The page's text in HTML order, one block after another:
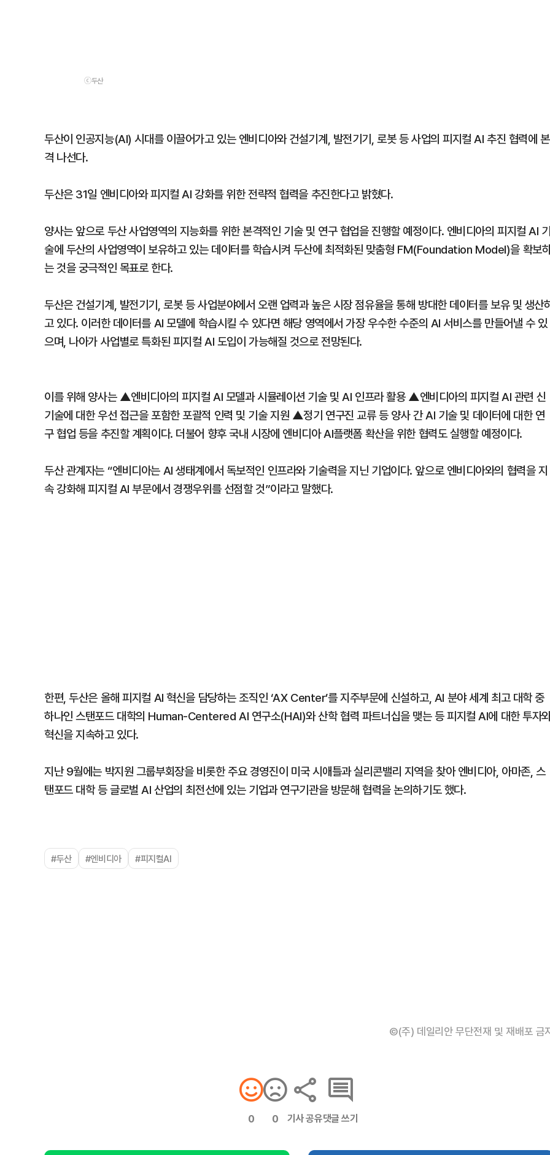
ⓒ두산
두산이 인공지능(AI) 시대를 이끌어가고 있는 엔비디아와 건설기계, 발전기기, 로봇 등 사업의 피지컬 AI 추진 협력에 본
격 나선다.
두산은 31일 엔비디아와 피지컬 AI 강화를 위한 전략적 협력을 추진한다고 밝혔다.
양사는 앞으로 두산 사업영역의 지능화를 위한 본격적인 기술 및 연구 협업을 진행할 예정이다. 엔비디아의 피지컬 AI
술에 두산의 사업영역이 보유하고 있는 데이터를 학습시켜 두산에 최적화된 맞춤형 FM(Foundation Model)을 확보
는 것을 궁극적인 목표로 한다.
두산은 건설기계, 발전기기, 로봇 등 사업분야에서 오랜 업력과 높은 시장 점유율을 통해 방대한 데이터를 보유 및 생산
고 있다. 이러한 데이터를 AI 모델에 학습시킬 수 있다면 해당 영역에서 가장 우수한 수준의 AI 서비스를 만들어낼 수 있
으며, 나아가 사업별로 특화된 피지컬 AI 도입이 가능해질 것으로 전망된다.
이를 위해 양사는 ▲엔비디아의 피지컬 AI 모델과 시뮬레이션 기술 및 AI 인프라 활용 ▲엔비디아의 피지컬 AI 관련 신
기술에 대한 우선 접근을 포함한 포괄적 인력 및 기술 지원 ▲정기 연구진 교류 등 양사 간 AI 기술 및 데이터에 대한 연
구 협업 등을 추진할 계획이다. 더불어 향후 국내 시장에 엔비디아 AI플랫폼 확산을 위한 협력도 실행할 예정이다.
두산 관계자는 “엔비디아는 AI 생태계에서 독보적인 인프라와 기술력을 지닌 기업이다. 앞으로 엔비디아와의 협력을 지
속 강화해 피지컬 AI 부문에서 경쟁우위를 선점할 것”이라고 말했다.
한편, 두산은 올해 피지컬 AI 혁신을 담당하는 조직인 ‘AX Center’를 지주부문에 신설하고, AI 분야 세계 최고 대학 중
하나인 스탠포드 대학의 Human-Centered AI 연구소(HAI)와 산학 협력 파트너십을 맺는 등 피지컬 AI에 대한 투자
혁신을 지속하고 있다.
지난 9월에는 박지원 그룹부회장을 비롯한 주요 경영진이 미국 시애틀과 실리콘밸리 지역을 찾아 엔비디아, 아마존, 스
탠포드 대학 등 글로벌 AI 산업의 최전선에 있는 기업과 연구기관을 방문해 협력을 논의하기도 했다.
#두산 #엔비디아 #피지컬AI
©(주) 데일리안 무단전재 및 재배포 금
0 0 기사 공유댓글 쓰기